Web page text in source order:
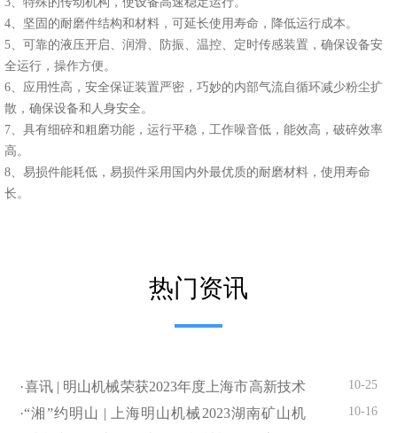
4、坚固的耐磨件结构和材料，可延长使用寿命，降低运行成本。
5、可靠的液压开启、润滑、防振、温控、定时传感装置，确保设备安
全运行，操作方便。
6、应用性高，安全保证装置严密，巧妙的内部气流自循环减少粉尘扩
散，确保设备和人身安全。
7、具有细碎和粗磨功能，运行平稳，工作噪音低，能效高，破碎效率
高。
8、易损件能耗低，易损件采用国内外最优质的耐磨材料，使用寿命
长。
热门资讯
·喜讯 | 明山机械荣获2023年度上海市高新技术
企业认定
10-25
·“湘”约明山 | 上海明山机械2023湖南矿山机
10-16